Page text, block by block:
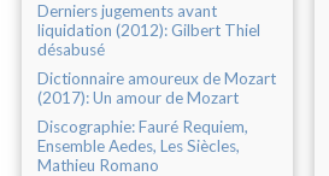
Derniers jugements avant
liquidation (2012): Gilbert Thiel
désabusé
Dictionnaire amoureux de Mozart
(2017): Un amour de Mozart
Discographie: Fauré Requiem,
Ensemble Aedes, Les Siècles,
Mathieu Romano